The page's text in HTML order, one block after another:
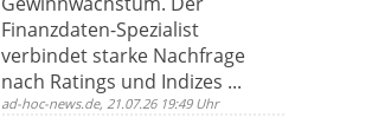
Finanzdaten-Spezialist
verbindet starke Nachfrage
nach Ratings und Indizes ...
ad-hoc-news.de, 21.07.26 19:49 Uhr